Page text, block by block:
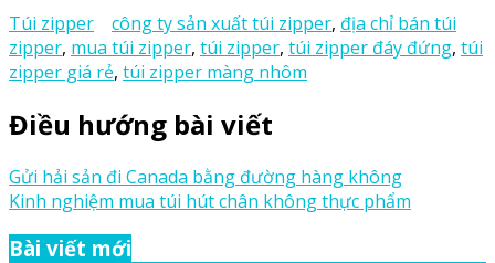
Túi zipper công ty sản xuất túi zipper, địa chỉ bán túi
zipper, mua túi zipper, túi zipper, túi zipper đáy đứng, túi
zipper giá rẻ, túi zipper màng nhôm
Điều hướng bài viết
Gửi hải sản đi Canada bằng đường hàng không
Kinh nghiệm mua túi hút chân không thực phẩm
Bài viết mới